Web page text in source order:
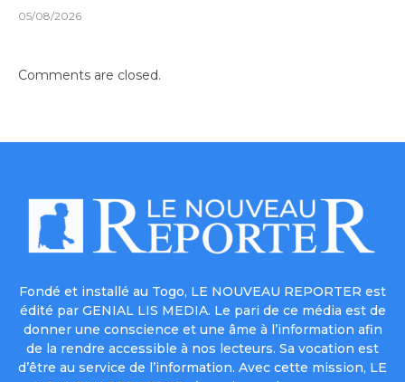
05/08/2026
Comments are closed.
Fondé et installé au Togo, LE NOUVEAU REPORTER est
édité par GENIAL LIS MEDIA. Le pari de ce média est de
donner une conscience et une âme à l’information afin
de la rendre accessible à nos lecteurs. Sa vocation est
d’être au service de l’information. Avec cette mission, LE